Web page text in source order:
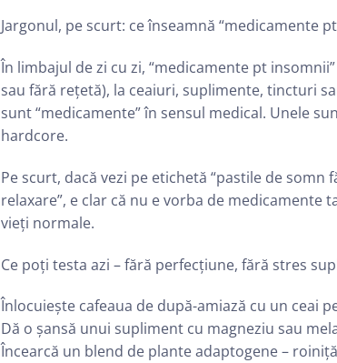
Jargonul, pe scurt: ce înseamnă “medicamente
În limbajul de zi cu zi, “medicamente pt
sau fără rețetă), la ceaiuri, suplimente, tincturi
sunt “medicamente” în sensul medical. Unele
hardcore.
Pe scurt, dacă vezi pe etichetă “pastile de
relaxare”, e clar că nu e vorba de
vieți normale.
Ce poți testa azi – fără perfecțiune, fără stres
Înlocuiește cafeaua de după-amiază cu un ceai
Dă o șansă unui supliment cu magneziu sau
Încearcă un blend de plante adaptogene –